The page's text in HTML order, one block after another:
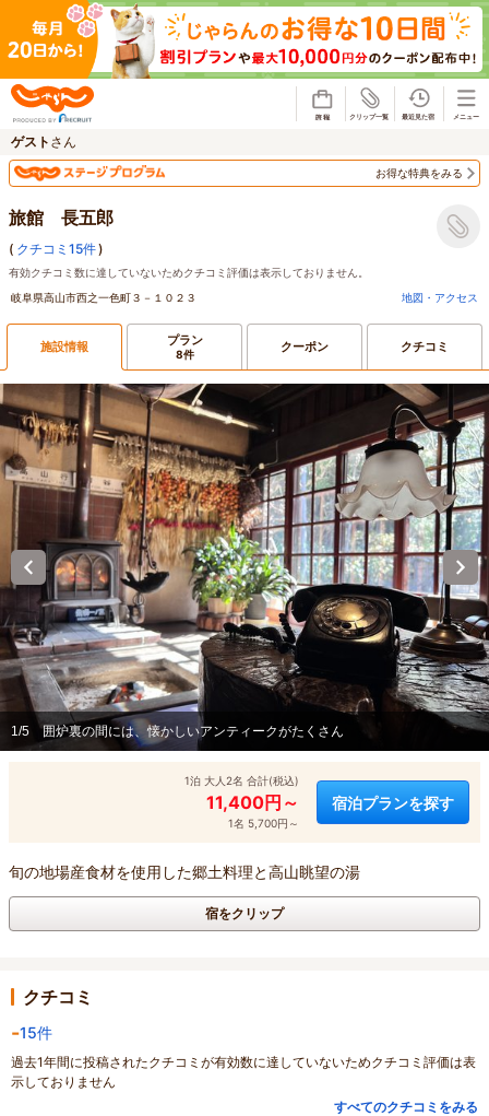
ゲスト さん
お得な特典をみる
旅館 長五郎
( クチコミ15件)
有効クチコミ数に達していないためクチコミ評価は表示しておりません。
岐阜県高山市西之一色町３－１０２３
地図・アクセス
施設情報 プラン
8件 クーポン クチコミ
1/5 囲炉裏の間には、懐かしいアンティークがたくさん
1泊 大人2名 合計(税込)
11,400円～
1名 5,700円～
宿泊プランを探す
旬の地場産食材を使用した郷土料理と高山眺望の湯
宿をクリップ
クチコミ
-15件
過去1年間に投稿されたクチコミが有効数に達していないためクチコミ評価は表
示しておりません
すべてのクチコミをみる